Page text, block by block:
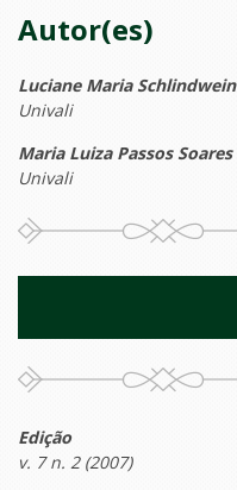
Autor(es)
Luciane Maria Schlindwein
Univali
Maria Luiza Passos Soares
Univali
Edição
v. 7 n. 2 (2007)